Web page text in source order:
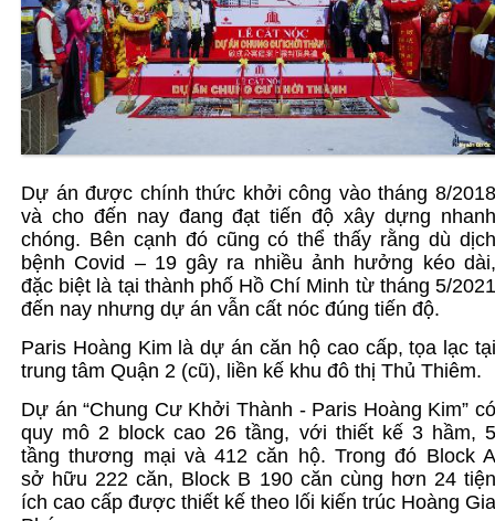
Dự án được chính thức khởi công vào tháng 8/
và cho đến nay đang đạt tiến độ xây dựng
chóng. Bên cạnh đó cũng có thể thấy rằng dù
bệnh Covid – 19 gây ra nhiều ảnh hưởng kéo
đặc biệt là tại thành phố Hồ Chí Minh từ tháng 5/
đến nay nhưng dự án vẫn cất nóc đúng tiến độ.
Paris Hoàng Kim là dự án căn hộ cao cấp, tọa lạc
trung tâm Quận 2 (cũ), liền kế khu đô thị Thủ Thiêm.
Dự án “Chung Cư Khởi Thành - Paris Hoàng Kim”
quy mô 2 block cao 26 tầng, với thiết kế 3 hầm,
tầng thương mại và 412 căn hộ. Trong đó Block
sở hữu 222 căn, Block B 190 căn cùng hơn 24
ích cao cấp được thiết kế theo lối kiến trúc Hoàng